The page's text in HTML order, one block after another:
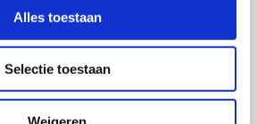
Alles toestaan
Selectie toestaan